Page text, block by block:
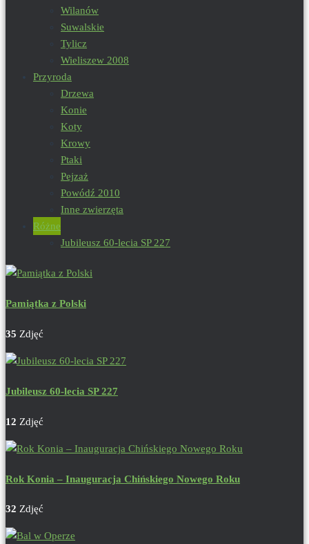
Wilanów
Suwalskie
Tylicz
Wieliszew 2008
Przyroda
Drzewa
Konie
Koty
Krowy
Ptaki
Pejzaż
Powódź 2010
Inne zwierzęta
Różne
Jubileusz 60-lecia SP 227
Pamiątka z Polski
35 Zdjęć
Jubileusz 60-lecia SP 227
12 Zdjęć
Rok Konia – Inauguracja Chińskiego Nowego Roku
32 Zdjęć